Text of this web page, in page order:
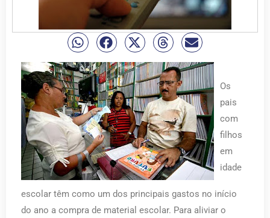
Os
pais
com
filhos
em
idade
escolar têm como um dos principais gastos no início
do ano a compra de material escolar. Para aliviar o